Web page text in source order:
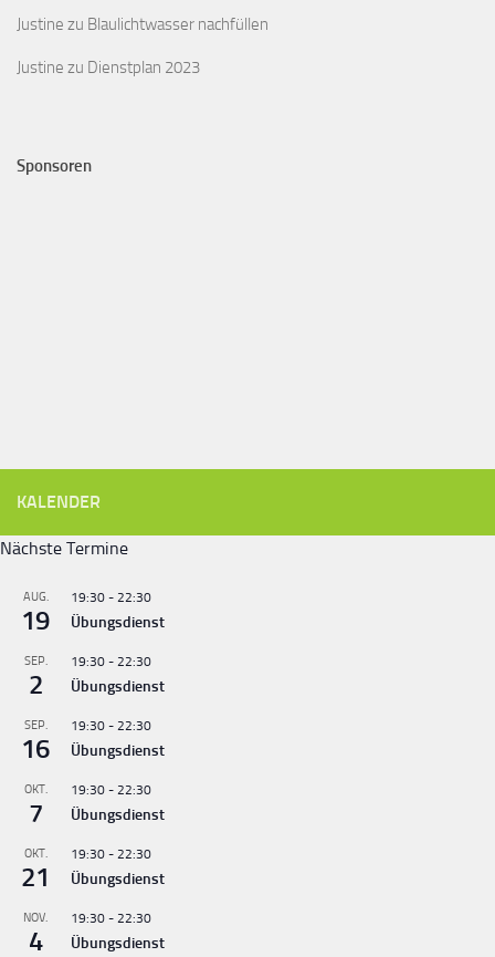
Justine zu Blaulichtwasser nachfüllen
Justine zu Dienstplan 2023
Sponsoren
KALENDER
Nächste Termine
AUG.
19
19:30 - 22:30
Übungsdienst
SEP.
2
19:30 - 22:30
Übungsdienst
SEP.
16
19:30 - 22:30
Übungsdienst
OKT.
7
19:30 - 22:30
Übungsdienst
OKT.
21
19:30 - 22:30
Übungsdienst
NOV.
4
19:30 - 22:30
Übungsdienst